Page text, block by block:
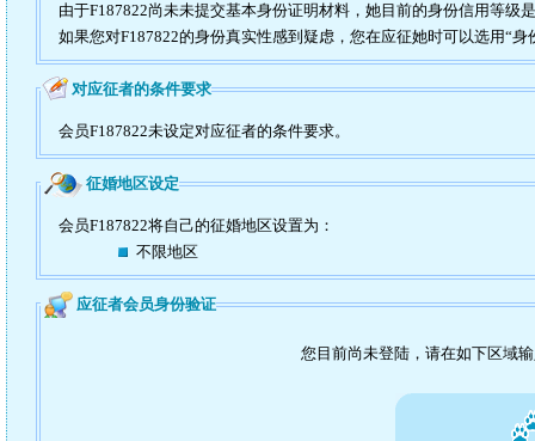
由于F187822尚未未提交基本身份证明材料，她目前的身份信用等级
如果您对F187822的身份真实性感到疑虑，您在应征她时可以选用“身
对应征者的条件要求
会员F187822未设定对应征者的条件要求。
征婚地区设定
会员F187822将自己的征婚地区设置为：
不限地区
应征者会员身份验证
您目前尚未登陆，请在如下区域